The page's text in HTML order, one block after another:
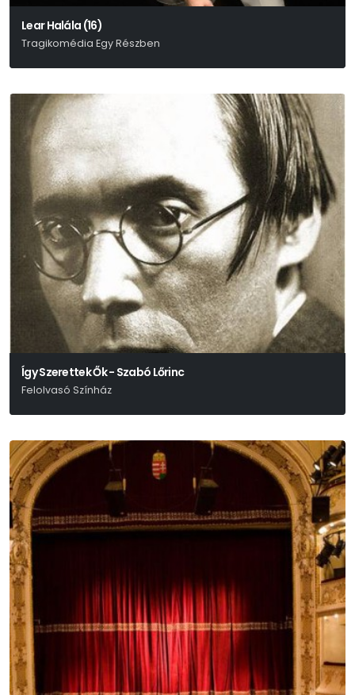
Lear Halála (16)
Tragikomédia Egy Részben
Így Szerettek Ők - Szabó Lőrinc
Felolvasó Színház